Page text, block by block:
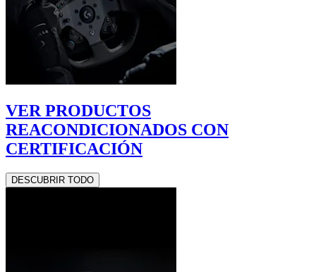
VER PRODUCTOS
REACONDICIONADOS CON
CERTIFICACIÓN
DESCUBRIR TODO